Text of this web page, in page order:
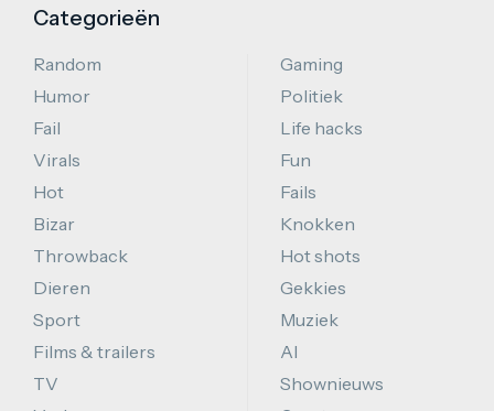
Categorieën
Random
Humor
Fail
Virals
Hot
Bizar
Throwback
Dieren
Sport
Films & trailers
TV
Gaming
Politiek
Life hacks
Fun
Fails
Knokken
Hot shots
Gekkies
Muziek
AI
Shownieuws